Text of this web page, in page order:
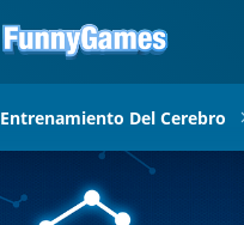
Entrenamiento Del Cerebro